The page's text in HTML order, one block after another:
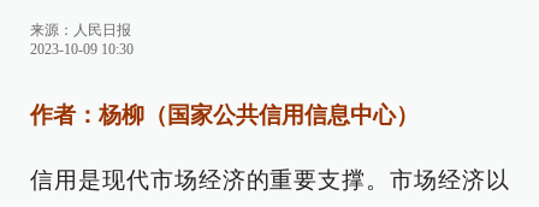
来源： 人民日报
2023-10-09 10:30
作者：杨柳（国家公共信用信息中心）
信用是现代市场经济的重要支撑。市场经济以